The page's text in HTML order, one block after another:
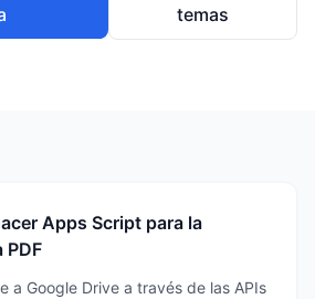
temas
Apps Script para la
PDF
a Google Drive a través de las APIs